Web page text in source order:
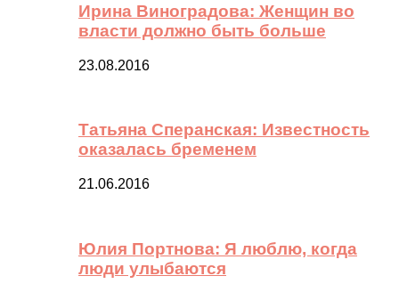
Ирина Виноградова: Женщин во
власти должно быть больше
23.08.2016
Татьяна Сперанская: Известность
оказалась бременем
21.06.2016
Юлия Портнова: Я люблю, когда
люди улыбаются